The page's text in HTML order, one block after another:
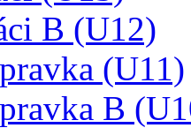
B (U12)
(U11)
B